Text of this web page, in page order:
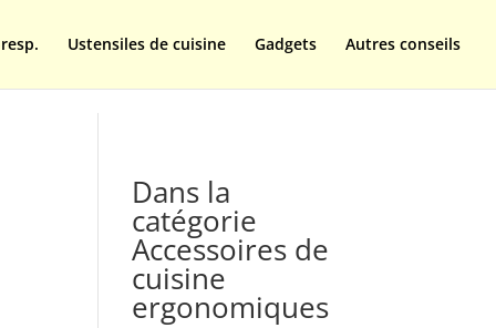
Ustensiles de cuisine Gadgets Autres conseils
Dans la
catégorie
Accessoires de
cuisine
ergonomiques